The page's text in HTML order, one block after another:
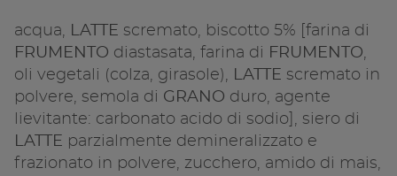
acqua, LATTE scremato, biscotto 5% [farina di
FRUMENTO diastasata, farina di FRUMENTO,
oli vegetali (colza, girasole), LATTE scremato in
polvere, semola di GRANO duro, agente
lievitante: carbonato acido di sodio], siero di
LATTE parzialmente demineralizzato e
frazionato in polvere, zucchero, amido di mais,